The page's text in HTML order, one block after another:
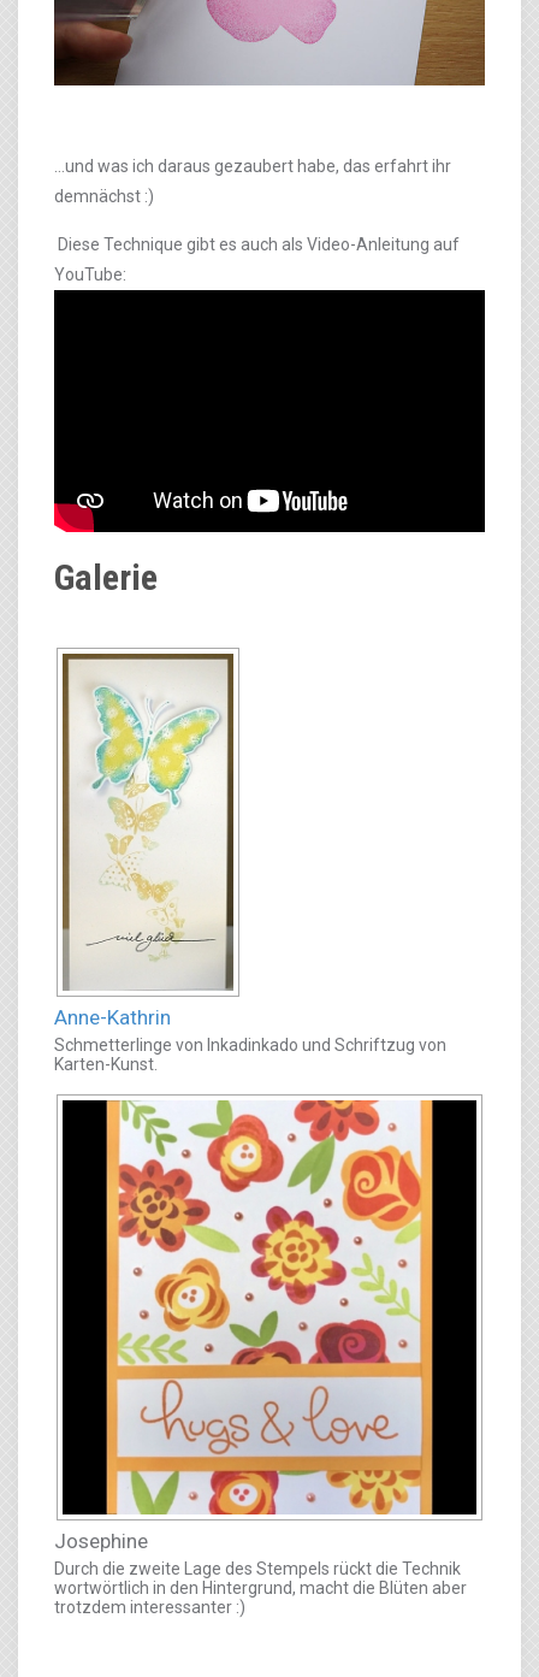
…und was ich daraus gezaubert habe, das erfahrt ihr
demnächst :)
Diese Technique gibt es auch als Video-Anleitung auf
YouTube:
Galerie
Anne-Kathrin
Schmetterlinge von Inkadinkado und Schriftzug von
Karten-Kunst.
Josephine
Durch die zweite Lage des Stempels rückt die Technik
wortwörtlich in den Hintergrund, macht die Blüten aber
trotzdem interessanter :)